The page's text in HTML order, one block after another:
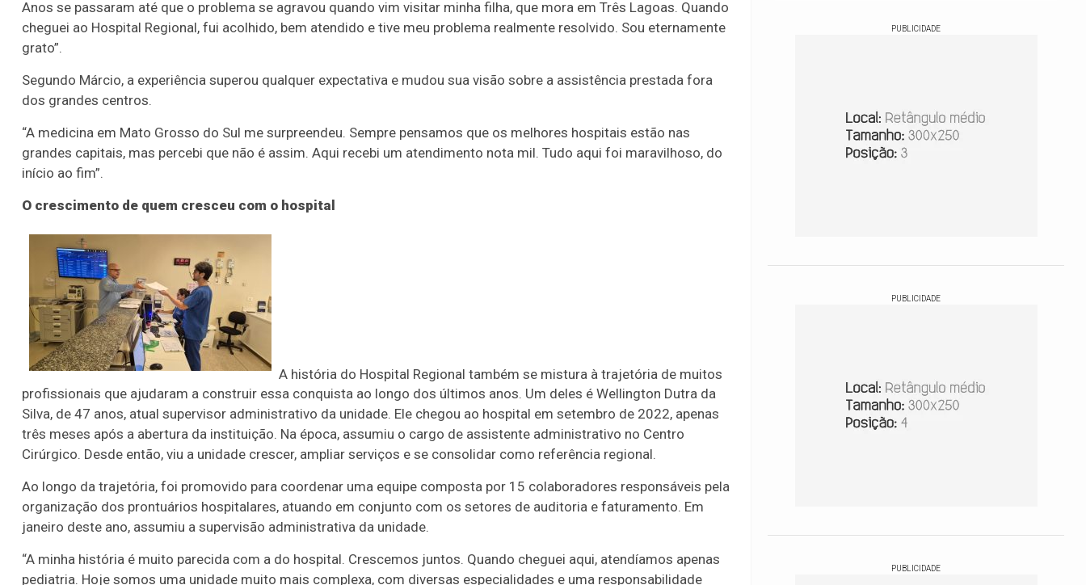
Anos se passaram até que o problema se agravou quando vim visitar minha filha, que mora em Três Lagoas. Quando
cheguei ao Hospital Regional, fui acolhido, bem atendido e tive meu problema realmente resolvido. Sou eternamente
grato”.
Segundo Márcio, a experiência superou qualquer expectativa e mudou sua visão sobre a assistência prestada fora
dos grandes centros.
“A medicina em Mato Grosso do Sul me surpreendeu. Sempre pensamos que os melhores hospitais estão nas
grandes capitais, mas percebi que não é assim. Aqui recebi um atendimento nota mil. Tudo aqui foi maravilhoso, do
início ao fim”.
O crescimento de quem cresceu com o hospital
A história do Hospital Regional também se mistura à trajetória de muitos
profissionais que ajudaram a construir essa conquista ao longo dos últimos anos. Um deles é Wellington Dutra da
Silva, de 47 anos, atual supervisor administrativo da unidade. Ele chegou ao hospital em setembro de 2022, apenas
três meses após a abertura da instituição. Na época, assumiu o cargo de assistente administrativo no Centro
Cirúrgico. Desde então, viu a unidade crescer, ampliar serviços e se consolidar como referência regional.
Ao longo da trajetória, foi promovido para coordenar uma equipe composta por 15 colaboradores responsáveis pela
organização dos prontuários hospitalares, atuando em conjunto com os setores de auditoria e faturamento. Em
janeiro deste ano, assumiu a supervisão administrativa da unidade.
“A minha história é muito parecida com a do hospital. Crescemos juntos. Quando cheguei aqui, atendíamos apenas
pediatria. Hoje somos uma unidade muito mais complexa, com diversas especialidades e uma responsabilidade
PUBLICIDADE
PUBLICIDADE
PUBLICIDADE